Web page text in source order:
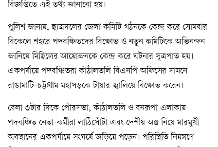
বিজ্ঞপ্তিতে এই তথ্য জানানো হয়।
পুলিশ জানায়, ছাত্রদলের জেলা কমিটি গঠনকে কেন্দ্র করে সোমবার
বিকেলে শহরে পদবঞ্চিতদের বিক্ষোভ ও নতুন কমিটিকে অভিনন্দন
জানিয়ে মিছিলের আয়োজনকে কেন্দ্র করে ঘটনার সূত্রপাত হয়।
একপর্যায়ে পদবঞ্চিতরা কাঁঠালতলি বিএনপি অফিসের সামনে
রাঙামাটি-চট্টগ্রাম মহাসড়কে টায়ার জ্বালিয়ে বিক্ষোভ করেন।
বেলা ৩টার দিকে পৌরসভা, কাঁঠালতলি ও বনরূপা এলাকায়
পদবঞ্চিত নেতা-কর্মীরা লাঠিসোঁটা এবং দেশীয় অস্ত্র নিয়ে মারমুখী
অবস্থানের একপর্যায়ে সংঘর্ষে জড়িয়ে পড়েন। পরিস্থিতি নিয়ন্ত্রণে